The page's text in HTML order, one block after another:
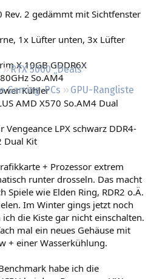
RTX 5000 „Deals“
Gaming-PCs
GPU-Rangliste
Rev. 2 gedämmt mit Sichtfenster
1x Lüfter unten, 3x Lüfter
X 10GB GDDR6X
So.AM4
Kühler
AMD X570 So.AM4 Dual
LPX schwarz DDR4-
Dual Kit
+ Prozessor extrem
runter drosseln. Das macht
Spiele wie Elden Ring, RDR2 o.Ä.
Im Winter gings jetzt noch
die Kiste gar nicht einschalten.
mal ein neues Gehäuse mit
+ einer Wasserkühlung.
habe ich die